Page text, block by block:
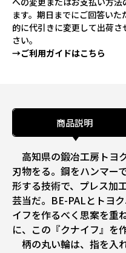
ます。期日までにご回答い
的に代引きに変更して出荷
さい。
→ご利用ガイドはこちら
商品説明
高知県の鍛冶工房トヨ
刃物をる。鋼をハンマー
形する技術で、プレス加
芸当だ。BE-PALとトヨ
イフを作るべく思案を重
に、この『クナイフ』を
柄の丸い輪は、指を入